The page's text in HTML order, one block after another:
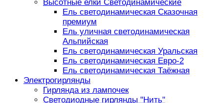
Высотные елки Светодинамические
Ель светодинамическая Сказочная
премиум
Ель уличная светодинамическая
Альпийская
Ель светодинамическая Уральская
Ель светодинамическая Евро-2
Ель светодинамическая Таёжная
Электрогирлянды
Гирлянда из лампочек
Светодиодные гирлянды "Нить"